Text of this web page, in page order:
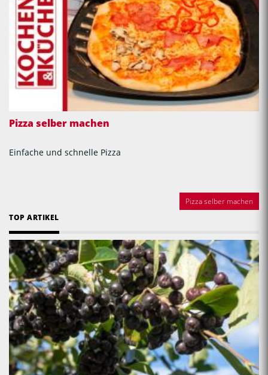
Pizza selber machen
Einfache und schnelle Pizza
Pizza selber machen
TOP ARTIKEL